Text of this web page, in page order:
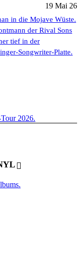
19 Mai 26
in die Mojave Wüste.
der Rival Sons
tief in der
Songwriter-Platte.